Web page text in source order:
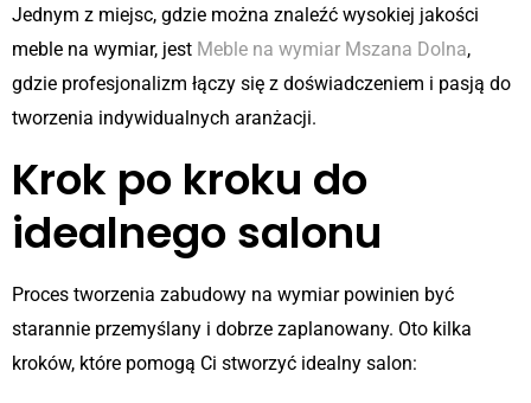
Jednym z miejsc, gdzie można znaleźć wysokiej jakości
meble na wymiar, jest Meble na wymiar Mszana Dolna,
gdzie profesjonalizm łączy się z doświadczeniem i pasją do
tworzenia indywidualnych aranżacji.
Krok po kroku do
idealnego salonu
Proces tworzenia zabudowy na wymiar powinien być
starannie przemyślany i dobrze zaplanowany. Oto kilka
kroków, które pomogą Ci stworzyć idealny salon: